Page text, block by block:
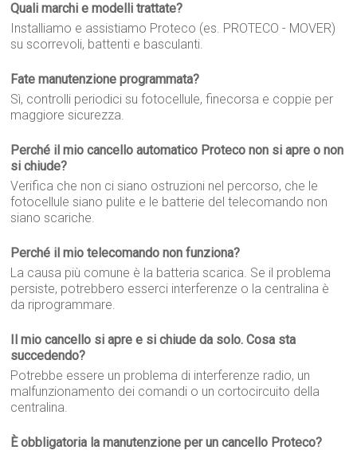
Quali marchi e modelli trattate?
Installiamo e assistiamo Proteco (es. PROTECO - MOVER)
su scorrevoli, battenti e basculanti.
Fate manutenzione programmata?
Sì, controlli periodici su fotocellule, finecorsa e coppie per
maggiore sicurezza.
Perché il mio cancello automatico Proteco non si apre o non
si chiude?
Verifica che non ci siano ostruzioni nel percorso, che le
fotocellule siano pulite e le batterie del telecomando non
siano scariche.
Perché il mio telecomando non funziona?
La causa più comune è la batteria scarica. Se il problema
persiste, potrebbero esserci interferenze o la centralina è
da riprogrammare.
Il mio cancello si apre e si chiude da solo. Cosa sta
succedendo?
Potrebbe essere un problema di interferenze radio, un
malfunzionamento dei comandi o un cortocircuito della
centralina.
È obbligatoria la manutenzione per un cancello Proteco?